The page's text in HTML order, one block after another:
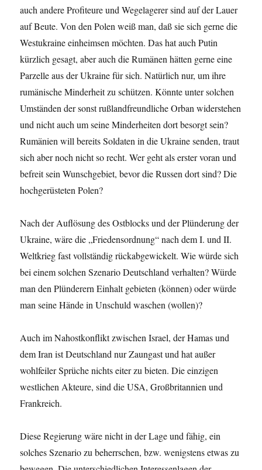
auch andere Profiteure und Wegelagerer sind auf der Lauer
auf Beute. Von den Polen weiß man, daß sie sich gerne die
Westukraine einheimsen möchten. Das hat auch Putin
kürzlich gesagt, aber auch die Rumänen hätten gerne eine
Parzelle aus der Ukraine für sich. Natürlich nur, um ihre
rumänische Minderheit zu schützen. Könnte unter solchen
Umständen der sonst rußlandfreundliche Orban widerstehen
und nicht auch um seine Minderheiten dort besorgt sein?
Rumänien will bereits Soldaten in die Ukraine senden, traut
sich aber noch nicht so recht. Wer geht als erster voran und
befreit sein Wunschgebiet, bevor die Russen dort sind? Die
hochgerüsteten Polen?
Nach der Auflösung des Ostblocks und der Plünderung der
Ukraine, wäre die „Friedensordnung“ nach dem I. und II.
Weltkrieg fast vollständig rückabgewickelt. Wie würde sich
bei einem solchen Szenario Deutschland verhalten? Würde
man den Plünderern Einhalt gebieten (können) oder würde
man seine Hände in Unschuld waschen (wollen)?
Auch im Nahostkonflikt zwischen Israel, der Hamas und
dem Iran ist Deutschland nur Zaungast und hat außer
wohlfeiler Sprüche nichts eiter zu bieten. Die einzigen
westlichen Akteure, sind die USA, Großbritannien und
Frankreich.
Diese Regierung wäre nicht in der Lage und fähig, ein
solches Szenario zu beherrschen, bzw. wenigstens etwas zu